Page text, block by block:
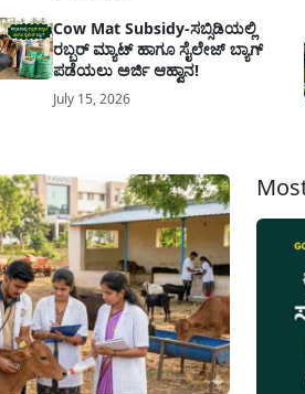
Cow Mat Subsidy-ಸಬ್ಸಿಡಿಯಲ್ಲಿ
ರಬ್ಬರ್ ಮ್ಯಾಟ್ ಹಾಗೂ ಸೈಲೇಜ್ ಬ್ಯಾಗ್
ಪಡೆಯಲು ಅರ್ಜಿ ಆಹ್ವಾನ!
July 15, 2026